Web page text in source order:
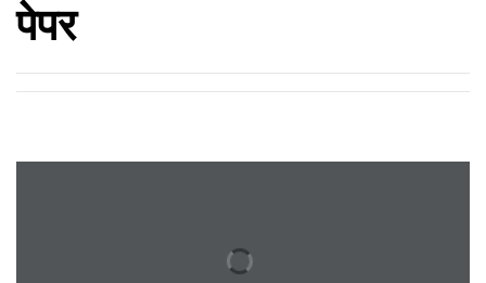
पेपर